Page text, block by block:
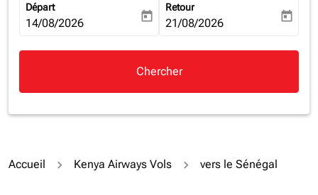
Départ
fc-booking-departure-date-aria-label
14/08/2026 today
Retour
fc-booking-return-date-aria-
21/08/2026 today
Chercher
Accueil Kenya Airways Vols vers le Sénégal